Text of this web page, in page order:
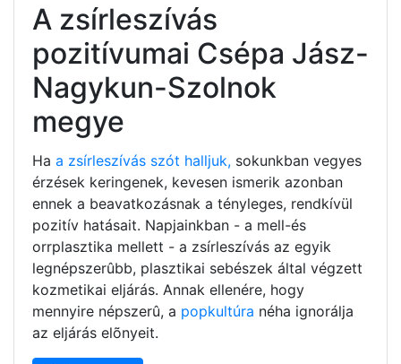
A zsírleszívás
pozitívumai Csépa Jász-
Nagykun-Szolnok
megye
Ha a zsírleszívás szót halljuk, sokunkban vegyes
érzések keringenek, kevesen ismerik azonban
ennek a beavatkozásnak a tényleges, rendkívül
pozitív hatásait. Napjainkban - a mell-és
orrplasztika mellett - a zsírleszívás az egyik
legnépszerûbb, plasztikai sebészek által végzett
kozmetikai eljárás. Annak ellenére, hogy
mennyire népszerû, a popkultúra néha ignorálja
az eljárás elõnyeit.